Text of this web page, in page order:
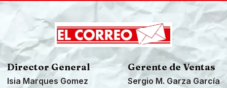
Director General
Isia Marques Gomez
Gerente de Ventas
Sergio M. Garza García